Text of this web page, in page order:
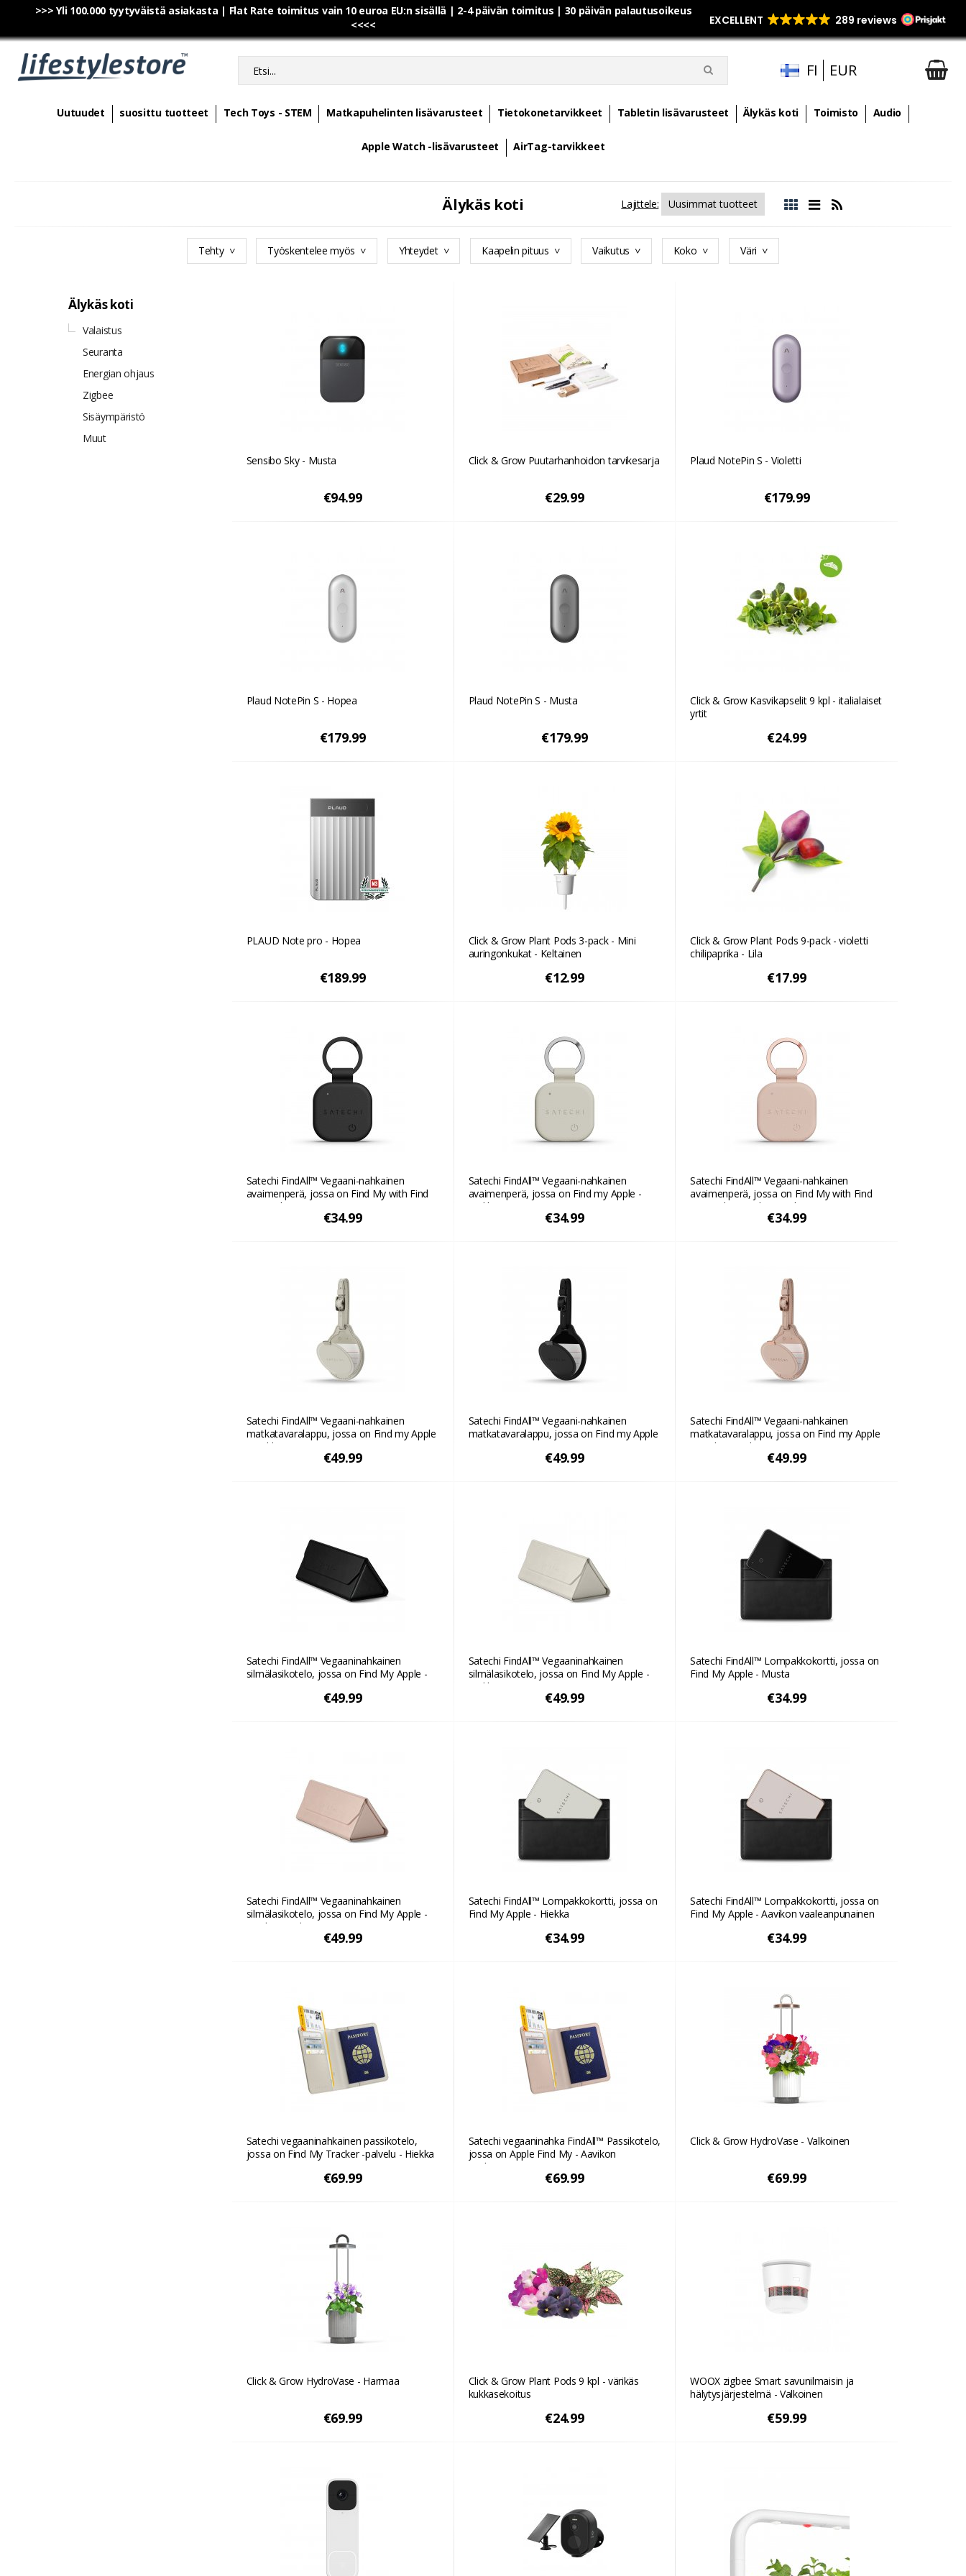
>>> Yli 100.000 tyytyväistä asiakasta | Flat Rate toimitus vain 10 euroa EU:n sisällä | 2-4 päivän toimitus | 30 päivän palautusoikeus
<<<<
FI EUR
Uutuudet suosittu tuotteet Tech Toys - STEM Matkapuhelinten lisävarusteet Tietokonetarvikkeet Tabletin lisävarusteet Älykäs koti Toimisto Audio
Apple Watch -lisävarusteet AirTag-tarvikkeet
Älykäs koti Lajittele:
Tehty Työskentelee myös Yhteydet Kaapelin pituus Vaikutus Koko Väri
Älykäs koti
Valaistus
Seuranta
Energian ohjaus
Zigbee
Sisäympäristö
Muut
Sensibo Sky - Musta
€94.99
Click & Grow Puutarhanhoidon tarvikesarja
€29.99
Plaud NotePin S - Violetti
€179.99
Plaud NotePin S - Hopea
€179.99
Plaud NotePin S - Musta
€179.99
Click & Grow Kasvikapselit 9 kpl - italialaiset
yrtit
€24.99
PLAUD Note pro - Hopea
€189.99
Click & Grow Plant Pods 3-pack - Mini
auringonkukat - Keltainen
€12.99
Click & Grow Plant Pods 9-pack - violetti
chilipaprika - Lila
€17.99
Satechi FindAll™ Vegaani-nahkainen
avaimenperä, jossa on Find My with Find
My Apple - Musta
€34.99
Satechi FindAll™ Vegaani-nahkainen
avaimenperä, jossa on Find my Apple -
Hiekka
€34.99
Satechi FindAll™ Vegaani-nahkainen
avaimenperä, jossa on Find My with Find
My Apple - Aavikon vaaleanpunainen
€34.99
Satechi FindAll™ Vegaani-nahkainen
matkatavaralappu, jossa on Find my Apple
- Hiekka
€49.99
Satechi FindAll™ Vegaani-nahkainen
matkatavaralappu, jossa on Find my Apple
€49.99
Satechi FindAll™ Vegaani-nahkainen
matkatavaralappu, jossa on Find my Apple
- Aavikon vaaleanpunainen
€49.99
Satechi FindAll™ Vegaaninahkainen
silmälasikotelo, jossa on Find My Apple -
€49.99
Satechi FindAll™ Vegaaninahkainen
silmälasikotelo, jossa on Find My Apple -
Hiekka
€49.99
Satechi FindAll™ Lompakkokortti, jossa on
Find My Apple - Musta
€34.99
Satechi FindAll™ Vegaaninahkainen
silmälasikotelo, jossa on Find My Apple -
Aavikon vaaleanpunainen
€49.99
Satechi FindAll™ Lompakkokortti, jossa on
Find My Apple - Hiekka
€34.99
Satechi FindAll™ Lompakkokortti, jossa on
Find My Apple - Aavikon vaaleanpunainen
€34.99
Satechi vegaaninahkainen passikotelo,
jossa on Find My Tracker -palvelu - Hiekka
€69.99
Satechi vegaaninahka FindAll™ Passikotelo,
jossa on Apple Find My - Aavikon
vaaleanpunainen
€69.99
Click & Grow HydroVase - Valkoinen
€69.99
Click & Grow HydroVase - Harmaa
€69.99
Click & Grow Plant Pods 9 kpl - värikäs
kukkasekoitus
€24.99
WOOX zigbee Smart savunilmaisin ja
hälytysjärjestelmä - Valkoinen
€59.99